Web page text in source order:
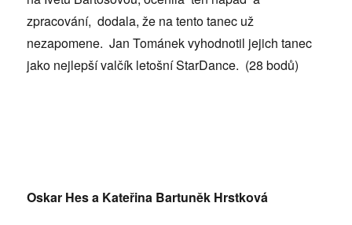
zpracování, dodala, že na tento tanec už
nezapomene. Jan Tománek vyhodnotil jejich tanec
jako nejlepší valčík letošní StarDance. (28 bodů)
Oskar Hes a Kateřina Bartuněk Hrstková